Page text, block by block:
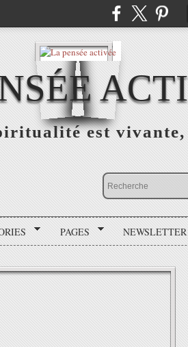
est vivante,
PAGES NEWSLETTER